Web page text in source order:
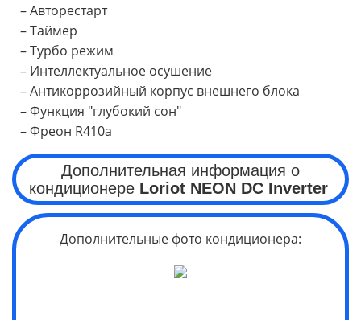
– Авторестарт
– Таймер
– Турбо режим
– Интеллектуальное осушение
– Антикоррозийный корпус внешнего блока
– Функция "глубокий сон"
– Фреон R410a
Дополнительная информация о
кондиционере Loriot NEON DC Inverter
Дополнительные фото кондиционера: